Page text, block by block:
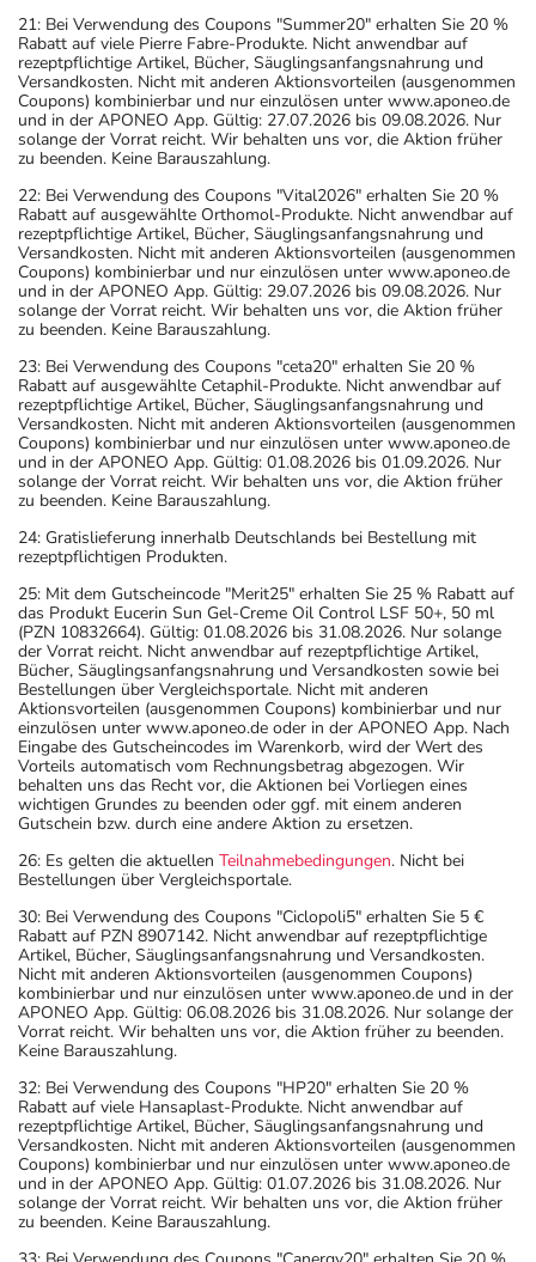
21: Bei Verwendung des Coupons "Summer20" erhalten Sie 20 %
Rabatt auf viele Pierre Fabre-Produkte. Nicht anwendbar auf
rezeptpflichtige Artikel, Bücher, Säuglingsanfangsnahrung und
Versandkosten. Nicht mit anderen Aktionsvorteilen (ausgenommen
Coupons) kombinierbar und nur einzulösen unter www.aponeo.de
und in der APONEO App. Gültig: 27.07.2026 bis 09.08.2026. Nur
solange der Vorrat reicht. Wir behalten uns vor, die Aktion früher
zu beenden. Keine Barauszahlung.
22: Bei Verwendung des Coupons "Vital2026" erhalten Sie 20 %
Rabatt auf ausgewählte Orthomol-Produkte. Nicht anwendbar auf
rezeptpflichtige Artikel, Bücher, Säuglingsanfangsnahrung und
Versandkosten. Nicht mit anderen Aktionsvorteilen (ausgenommen
Coupons) kombinierbar und nur einzulösen unter www.aponeo.de
und in der APONEO App. Gültig: 29.07.2026 bis 09.08.2026. Nur
solange der Vorrat reicht. Wir behalten uns vor, die Aktion früher
zu beenden. Keine Barauszahlung.
23: Bei Verwendung des Coupons "ceta20" erhalten Sie 20 %
Rabatt auf ausgewählte Cetaphil-Produkte. Nicht anwendbar auf
rezeptpflichtige Artikel, Bücher, Säuglingsanfangsnahrung und
Versandkosten. Nicht mit anderen Aktionsvorteilen (ausgenommen
Coupons) kombinierbar und nur einzulösen unter www.aponeo.de
und in der APONEO App. Gültig: 01.08.2026 bis 01.09.2026. Nur
solange der Vorrat reicht. Wir behalten uns vor, die Aktion früher
zu beenden. Keine Barauszahlung.
24: Gratislieferung innerhalb Deutschlands bei Bestellung mit
rezeptpflichtigen Produkten.
25: Mit dem Gutscheincode "Merit25" erhalten Sie 25 % Rabatt auf
das Produkt Eucerin Sun Gel-Creme Oil Control LSF 50+, 50 ml
(PZN 10832664). Gültig: 01.08.2026 bis 31.08.2026. Nur solange
der Vorrat reicht. Nicht anwendbar auf rezeptpflichtige Artikel,
Bücher, Säuglingsanfangsnahrung und Versandkosten sowie bei
Bestellungen über Vergleichsportale. Nicht mit anderen
Aktionsvorteilen (ausgenommen Coupons) kombinierbar und nur
einzulösen unter www.aponeo.de oder in der APONEO App. Nach
Eingabe des Gutscheincodes im Warenkorb, wird der Wert des
Vorteils automatisch vom Rechnungsbetrag abgezogen. Wir
behalten uns das Recht vor, die Aktionen bei Vorliegen eines
wichtigen Grundes zu beenden oder ggf. mit einem anderen
Gutschein bzw. durch eine andere Aktion zu ersetzen.
26: Es gelten die aktuellen Teilnahmebedingungen. Nicht bei
Bestellungen über Vergleichsportale.
30: Bei Verwendung des Coupons "Ciclopoli5" erhalten Sie 5 €
Rabatt auf PZN 8907142. Nicht anwendbar auf rezeptpflichtige
Artikel, Bücher, Säuglingsanfangsnahrung und Versandkosten.
Nicht mit anderen Aktionsvorteilen (ausgenommen Coupons)
kombinierbar und nur einzulösen unter www.aponeo.de und in der
APONEO App. Gültig: 06.08.2026 bis 31.08.2026. Nur solange der
Vorrat reicht. Wir behalten uns vor, die Aktion früher zu beenden.
Keine Barauszahlung.
32: Bei Verwendung des Coupons "HP20" erhalten Sie 20 %
Rabatt auf viele Hansaplast-Produkte. Nicht anwendbar auf
rezeptpflichtige Artikel, Bücher, Säuglingsanfangsnahrung und
Versandkosten. Nicht mit anderen Aktionsvorteilen (ausgenommen
Coupons) kombinierbar und nur einzulösen unter www.aponeo.de
und in der APONEO App. Gültig: 01.07.2026 bis 31.08.2026. Nur
solange der Vorrat reicht. Wir behalten uns vor, die Aktion früher
zu beenden. Keine Barauszahlung.